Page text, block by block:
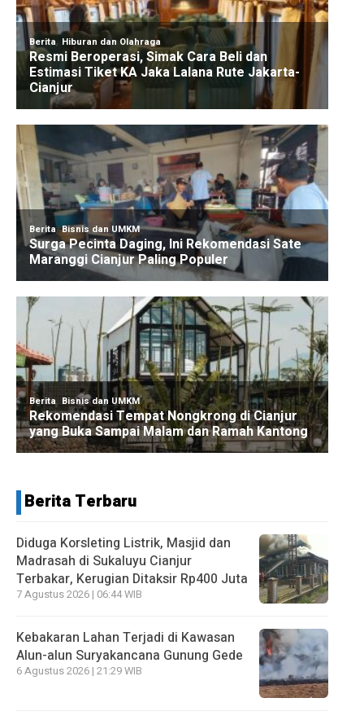
Berita Terbaru
Diduga Korsleting Listrik, Masjid dan
Madrasah di Sukaluyu Cianjur
Terbakar, Kerugian Ditaksir Rp400 Juta
7 Agustus 2026 | 06:44 WIB
Kebakaran Lahan Terjadi di Kawasan
Alun-alun Suryakancana Gunung Gede
6 Agustus 2026 | 21:29 WIB